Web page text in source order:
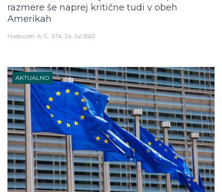
razmere še naprej kritične tudi v obeh
Amerikah
Hudo.com A. G., STA 24. Jul 2020
AKTUALNO